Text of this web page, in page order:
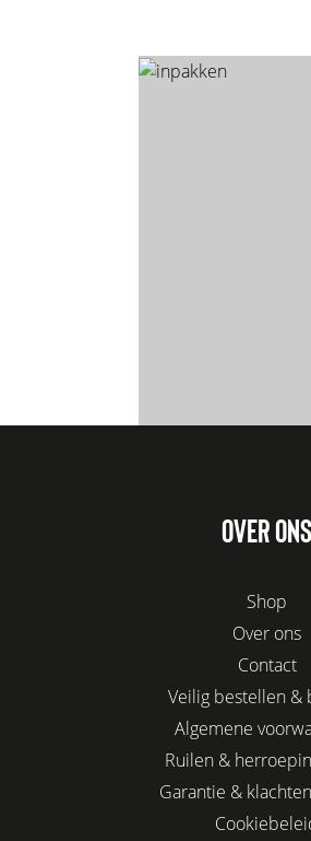
OVER ONS
Shop
Over ons
Contact
Veilig bestellen &
Algemene
Ruilen &
Garantie &